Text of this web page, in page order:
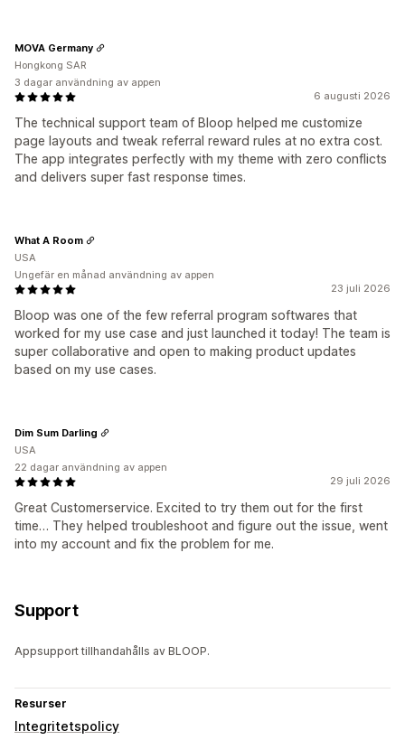
6 augusti 2026
The technical support team of Bloop helped me customize
page layouts and tweak referral reward rules at no extra cost.
The app integrates perfectly with my theme with zero conflicts
and delivers super fast response times.
MOVA Germany
Hongkong SAR
3 dagar användning av appen
23 juli 2026
Bloop was one of the few referral program softwares that
worked for my use case and just launched it today! The team is
super collaborative and open to making product updates
based on my use cases.
What A Room
USA
Ungefär en månad användning av appen
29 juli 2026
Great Customerservice. Excited to try them out for the first
time… They helped troubleshoot and figure out the issue, went
into my account and fix the problem for me.
Dim Sum Darling
USA
22 dagar användning av appen
Support
Appsupport tillhandahålls av BLOOP.
Resurser
Integritetspolicy